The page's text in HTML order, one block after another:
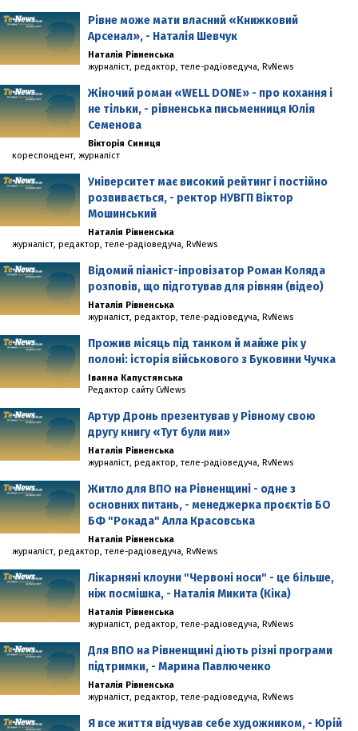
Рівне може мати власний «Книжковий
Арсенал», - Наталія Шевчук
Наталія Рівненська
журналіст, редактор, теле-радіоведуча, RvNews
Жіночий роман «WELL DONE» - про кохання і
не тільки, - рівненська письменниця Юлія
Семенова
Вікторія Синиця
кореспондент, журналіст
Університет має високий рейтинг і постійно
розвивається, - ректор НУВГП Віктор
Мошинський
Наталія Рівненська
журналіст, редактор, теле-радіоведуча, RvNews
Відомий піаніст-іпровізатор Роман Коляда
розповів, що підготував для рівнян (відео)
Наталія Рівненська
журналіст, редактор, теле-радіоведуча, RvNews
Прожив місяць під танком й майже рік у
полоні: історія військового з Буковини Чучка
Іванна Капустянська
Редактор сайту CvNews
Артур Дронь презентував у Рівному свою
другу книгу «Тут були ми»
Наталія Рівненська
журналіст, редактор, теле-радіоведуча, RvNews
Житло для ВПО на Рівненщині - одне з
основних питань, - менеджерка проєктів БО
БФ "Рокада" Алла Красовська
Наталія Рівненська
журналіст, редактор, теле-радіоведуча, RvNews
Лікарняні клоуни "Червоні носи" - це більше,
ніж посмішка, - Наталія Микита (Кіка)
Наталія Рівненська
журналіст, редактор, теле-радіоведуча, RvNews
Для ВПО на Рівненщині діють різні програми
підтримки, - Марина Павлюченко
Наталія Рівненська
журналіст, редактор, теле-радіоведуча, RvNews
Я все життя відчував себе художником, - Юрій